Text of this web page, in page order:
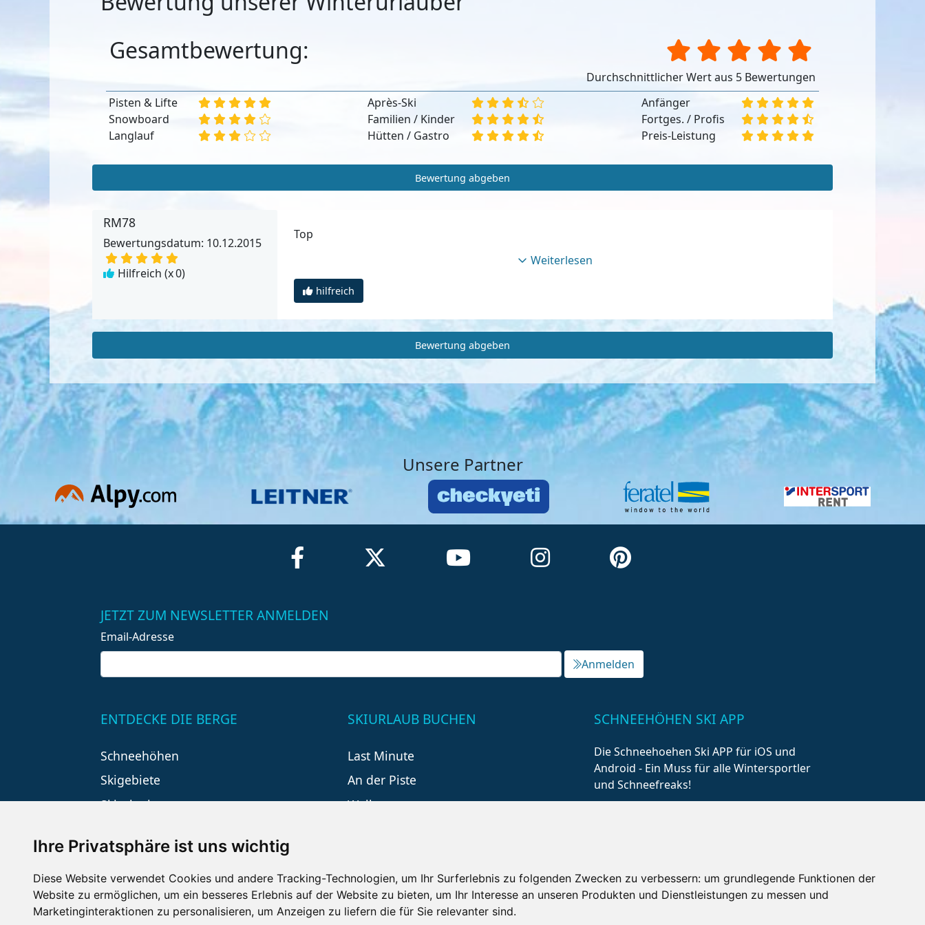
Ihre Privatsphäre ist uns wichtig
Diese Website verwendet Cookies und andere Tracking-Technologien, um Ihr Surferlebnis zu folgenden Zwecken zu verbessern: um grundlegende Funktionen der
Website zu ermöglichen, um ein besseres Erlebnis auf der Website zu bieten, um Ihr Interesse an unseren Produkten und Dienstleistungen zu messen und
Marketinginteraktionen zu personalisieren, um Anzeigen zu liefern die für Sie relevanter sind.
Gesamtbewertung:
Durchschnittlicher Wert aus 5 Bewertungen
Pisten & Lifte
Snowboard
Langlauf
Après-Ski
Familien / Kinder
Hütten / Gastro
Anfänger
Fortges. / Profis
Preis-Leistung
Bewertung abgeben
RM78
Bewertungsdatum: 10.12.2015
Hilfreich (x0)
Top
Weiterlesen
hilfreich
Bewertung abgeben
Unsere Partner
JETZT ZUM NEWSLETTER ANMELDEN
Email-Adresse
Anmelden
ENTDECKE DIE BERGE
Schneehöhen
Skigebiete
Skiurlaub
SKIURLAUB BUCHEN
Last Minute
An der Piste
Wellness
SCHNEEHÖHEN SKI APP
Die Schneehoehen Ski APP für iOS und
Android - Ein Muss für alle Wintersportler
und Schneefreaks!